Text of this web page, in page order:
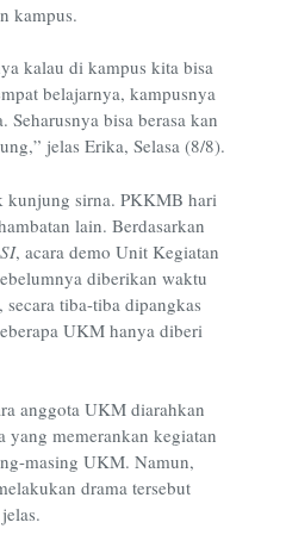
kampus.
kalau di kampus kita bisa
belajarnya, kampusnya
bisa berasa kan
jelas Erika, Selasa (8/8).
kunjung sirna. PKKMB hari
lain. Berdasarkan
, acara demo Unit Kegiatan
diberikan waktu
tiba-tiba dipangkas
UKM hanya diberi
anggota UKM diarahkan
memerankan kegiatan
masing UKM. Namun,
drama tersebut